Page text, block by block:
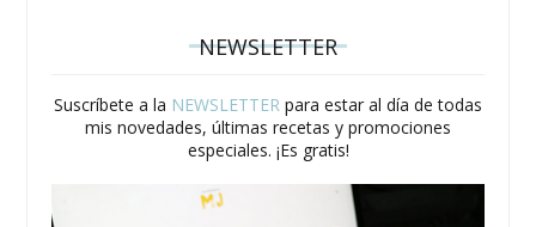
NEWSLETTER
Suscríbete a la NEWSLETTER para estar al día de todas
mis novedades, últimas recetas y promociones
especiales. ¡Es gratis!